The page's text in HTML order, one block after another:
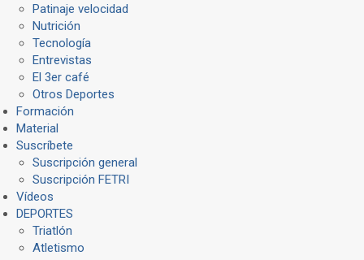
Patinaje velocidad
Nutrición
Tecnología
Entrevistas
El 3er café
Otros Deportes
Formación
Material
Suscríbete
Suscripción general
Suscripción FETRI
Vídeos
DEPORTES
Triatlón
Atletismo